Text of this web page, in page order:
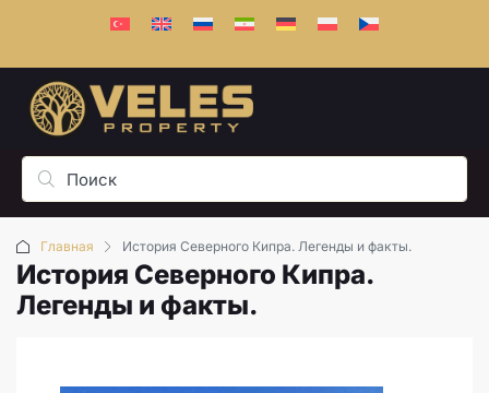
Главная История Северного Кипра. Легенды и факты.
История Северного Кипра.
Легенды и факты.